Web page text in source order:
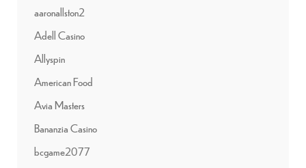
aaronallston2
Adell Casino
Allyspin
American Food
Avia Masters
Bananzia Casino
bcgame2077